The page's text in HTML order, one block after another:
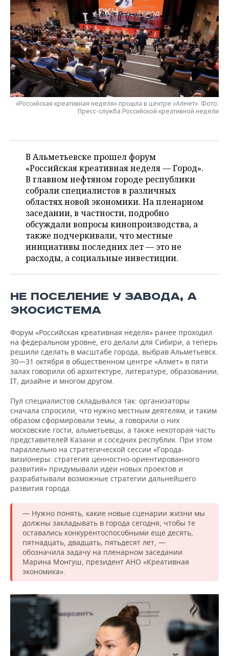
НЕФТЕХИМИЯ
НЕФТЬ
ОПК
ЭНЕРГЕТИКА
РОЗНИЧНАЯ ТОРГОВЛЯ
ТРАНСПОРТ
УСЛУГИ
НОВОСТИ ТЕХНОЛОГИЙ
IT
МЕДИА
ТЕЛЕКОММУНИКАЦИИ
МЕРОПРИЯТИЯ
НОВОСТИ МЕРОПРИЯТИЙ
ВЫЕЗДНАЯ РЕДАКЦИЯ
БИЗНЕС-БРАНЧИ
ONLINE-КОНФЕРЕНЦИИ
СПОРТ
НОВОСТИ СПОРТА
ФУТБОЛ
ВОЛЕЙБОЛ
КИБЕРСПОРТ
ФИГУРНОЕ КАТАНИЕ
ВОДНЫЕ ВИДЫ СПОРТА
ХОККЕЙ С МЯЧОМ
ОБЩЕСТВО
НОВОСТИ ОБЩЕСТВА
ИСТОРИЯ
КУЛЬТУРА
МЕДИЦИНА
ОБРАЗОВАНИЕ
ПРОИСШЕСТВИЯ
ФОТОГАЛЕРЕЯ
СПИСОК ПЕРСОН
СПИСОК КОМПАНИЙ
ПОЛНАЯ ВЕРСИЯ
«Российская креативная неделя» прошла в центре «Алмет». Фото:
Пресс-служба Российской креативной недели
В Альметьевске прошел форум
«Российская креативная неделя — Город».
В главном нефтяном городе республики
собрали специалистов в различных
областях новой экономики. На пленарном
заседании, в частности, подробно
обсуждали вопросы кинопроизводства, а
также подчеркивали, что местные
инициативы последних лет — это не
расходы, а социальные инвестиции.
НЕ ПОСЕЛЕНИЕ У ЗАВОДА, А
ЭКОСИСТЕМА
Форум «Российская креативная неделя» ранее проходил
на федеральном уровне, его делали для Сибири, а теперь
решили сделать в масштабе города, выбрав Альметьевск.
30—31 октября в общественном центре «Алмет» в пяти
залах говорили об архитектуре, литературе, образовании,
IT, дизайне и многом другом.
Пул специалистов складывался так: организаторы
сначала спросили, что нужно местным деятелям, и таким
образом сформировали темы, а говорили о них
московские гости, альметьевцы, а также некоторая часть
представителей Казани и соседних республик. При этом
параллельно на стратегической сессии «Города-
визионеры: стратегия ценностно-ориентированного
развития» придумывали идеи новых проектов и
разрабатывали возможные стратегии дальнейшего
развития города.
— Нужно понять, какие новые сценарии жизни мы
должны закладывать в города сегодня, чтобы те
оставались конкурентоспособными еще десять,
пятнадцать, двадцать, пятьдесят лет, —
обозначила задачу на пленарном заседании
Марина Монгуш, президент АНО «Креативная
экономика».